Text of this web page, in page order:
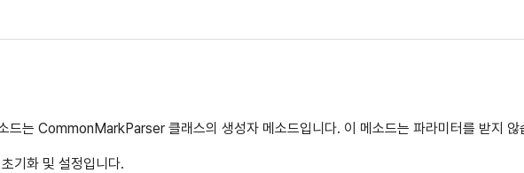
는 CommonMarkParser 클래스의 생성자 메소드입니다. 이 메소드는 파라미터를 받지 않
기화 및 설정입니다.